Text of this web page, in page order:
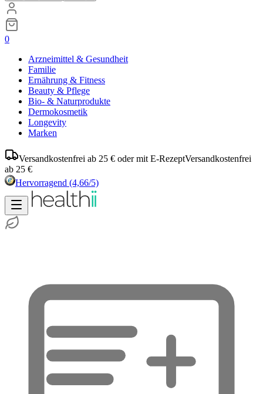
0
Arzneimittel & Gesundheit
Familie
Ernährung & Fitness
Beauty & Pflege
Bio- & Naturprodukte
Dermokosmetik
Longevity
Marken
Versandkostenfrei ab 25 € oder mit E-RezeptVersandkostenfrei
ab 25 €
Hervorragend (4,66/5)